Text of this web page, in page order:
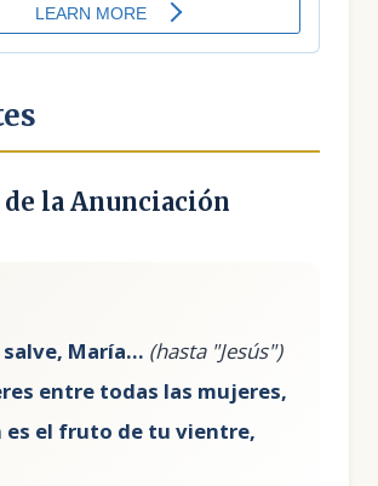
de la Anunciación
María...
entre todas las mujeres,
es el fruto de tu vientre,